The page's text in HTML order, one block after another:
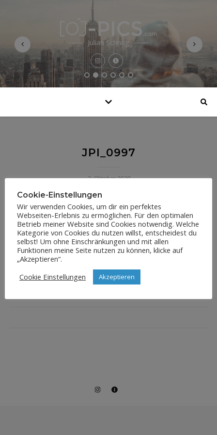
Julian Schnug
JPI_0997
3. Oktober 2020
Cookie-Einstellungen
Wir verwenden Cookies, um dir ein perfektes
Webseiten-Erlebnis zu ermöglichen. Für den optimalen
Betrieb meiner Website sind Cookies notwendig. Welche
Kategorie von Cookies du nutzen willst, entscheidest du
selbst! Um ohne Einschränkungen und mit allen
Funktionen meine Seite nutzen zu können, klicke auf
„Akzeptieren“.
Cookie Einstellungen
Akzeptieren